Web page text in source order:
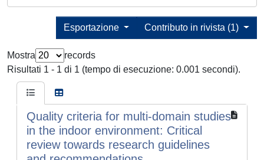
Contributo in rivista (1)
Esportazione
Mostra
records
Risultati 1 - 1 di 1 (tempo di esecuzione: 0.001 secondi).
Quality criteria for multi-domain studies
in the indoor environment: Critical
review towards research guidelines